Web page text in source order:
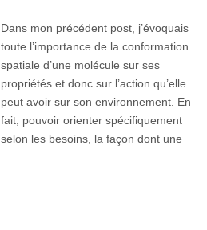
Dans mon précédent post, j’évoquais
toute l’importance de la conformation
spatiale d’une molécule sur ses
propriétés et donc sur l’action qu’elle
peut avoir sur son environnement. En
fait, pouvoir orienter spécifiquement
selon les besoins, la façon dont une